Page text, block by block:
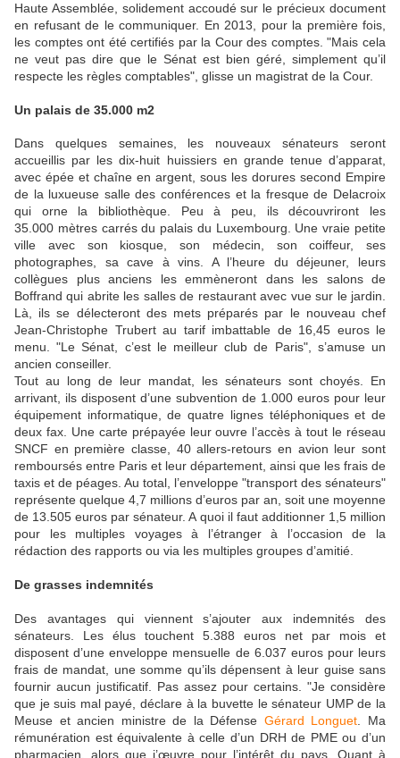
Haute Assemblée, solidement accoudé sur le précieux document
en refusant de le communiquer. En 2013, pour la première fois,
les comptes ont été certifiés par la Cour des comptes. "Mais cela
ne veut pas dire que le Sénat est bien géré, simplement qu’il
respecte les règles comptables" , glisse un magistrat de la Cour.
Un palais de 35.000 m2
Dans quelques semaines, les nouveaux sénateurs seront
accueillis par les dix-huit huissiers en grande tenue d’apparat,
avec épée et chaîne en argent, sous les dorures second Empire
de la luxueuse salle des conférences et la fresque de Delacroix
qui orne la bibliothèque. Peu à peu, ils découvriront les
35.000 mètres carrés du palais du Luxembourg. Une vraie petite
ville avec son kiosque, son médecin, son coiffeur, ses
photographes, sa cave à vins. A l’heure du déjeuner, leurs
collègues plus anciens les emmèneront dans les salons de
Boffrand qui abrite les salles de restaurant avec vue sur le jardin.
Là, ils se délecteront des mets préparés par le nouveau chef
Jean-Christophe Trubert au tarif imbattable de 16,45 euros le
menu. "Le Sénat, c’est le meilleur club de Paris", s’amuse un
ancien conseiller.
Tout au long de leur mandat, les sénateurs sont choyés. En
arrivant, ils disposent d’une subvention de 1.000 euros pour leur
équipement informatique, de quatre lignes téléphoniques et de
deux fax. Une carte prépayée leur ouvre l’accès à tout le réseau
SNCF en première classe, 40 allers-retours en avion leur sont
remboursés entre Paris et leur département, ainsi que les frais de
taxis et de péages. Au total, l’enveloppe "transport des sénateurs"
représente quelque 4,7 millions d’euros par an, soit une moyenne
de 13.505 euros par sénateur. A quoi il faut additionner 1,5 million
pour les multiples voyages à l’étranger à l’occasion de la
rédaction des rapports ou via les multiples groupes d’amitié.
De grasses indemnités
Des avantages qui viennent s’ajouter aux indemnités des
sénateurs. Les élus touchent 5.388 euros net par mois et
disposent d’une enveloppe mensuelle de 6.037 euros pour leurs
frais de mandat, une somme qu’ils dépensent à leur guise sans
fournir aucun justificatif. Pas assez pour certains. "Je considère
que je suis mal payé, déclare à la buvette le sénateur UMP de la
Meuse et ancien ministre de la Défense Gérard Longuet
Ma
rémunération est équivalente à celle d’un DRH de PME ou d’un
pharmacien, alors que j’œuvre pour l’intérêt du pays. Quant à